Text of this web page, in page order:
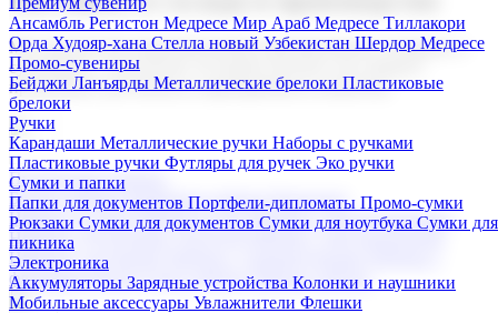
Ансамбль Регистон Медресе Мир Араб Медресе Тиллакори
Орда Худояр-хана Стелла новый Узбекистан Шердор Медресе
Промо-сувениры
Бейджи Ланъярды Металлические брелоки Пластиковые
брелоки
Ручки
Карандаши Металлические ручки Наборы с ручками
Пластиковые ручки Футляры для ручек Эко ручки
Сумки и папки
Папки для документов Портфели-дипломаты Промо-сумки
Рюкзаки Сумки для документов Сумки для ноутбука Сумки для
пикника
Электроника
Аккумуляторы Зарядные устройства Колонки и наушники
Мобильные аксессуары Увлажнители Флешки
Мы предлагаем широкий выбор корпоративных подарков и
сувениров с логотипом. В нашем каталоге вы найдете
продукцию для бизнеса, мероприятия и клиентов.
Подарочные наборы
Бизнес наборыКофейные наборы Кошельки
Наборы из кожиНаборы ручекНаборы с аккумуляторами
Наборы с бутылками для воды
Наборы с ежедневниками
Наборы с кружками
флешкамиНовогодние наборыЧайные наборы